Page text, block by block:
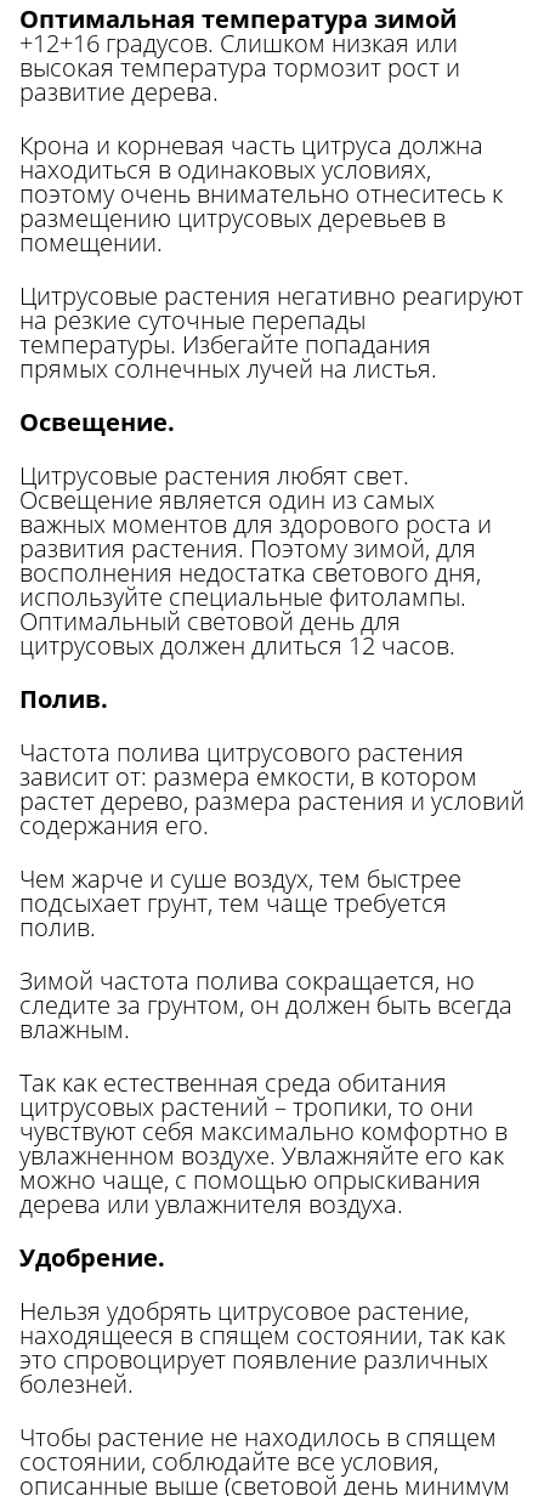
Оптимальная температура зимой
+12+16 градусов. Слишком низкая или
высокая температура тормозит рост и
развитие дерева.
Крона и корневая часть цитруса должна
находиться в одинаковых условиях,
поэтому очень внимательно отнеситесь к
размещению цитрусовых деревьев в
помещении.
Цитрусовые растения негативно реагируют
на резкие суточные перепады
температуры. Избегайте попадания
прямых солнечных лучей на листья.
Освещение.
Цитрусовые растения любят свет.
Освещение является один из самых
важных моментов для здорового роста и
развития растения. Поэтому зимой, для
восполнения недостатка светового дня,
используйте специальные фитолампы.
Оптимальный световой день для
цитрусовых должен длиться 12 часов.
Полив.
Частота полива цитрусового растения
зависит от: размера емкости, в котором
растет дерево, размера растения и условий
содержания его.
Чем жарче и суше воздух, тем быстрее
подсыхает грунт, тем чаще требуется
полив.
Зимой частота полива сокращается, но
следите за грунтом, он должен быть всегда
влажным.
Так как естественная среда обитания
цитрусовых растений – тропики, то они
чувствуют себя максимально комфортно в
увлажненном воздухе. Увлажняйте его как
можно чаще, с помощью опрыскивания
дерева или увлажнителя воздуха.
Удобрение.
Нельзя удобрять цитрусовое растение,
находящееся в спящем состоянии, так как
это спровоцирует появление различных
болезней.
Чтобы растение не находилось в спящем
состоянии, соблюдайте все условия,
описанные выше (световой день минимум